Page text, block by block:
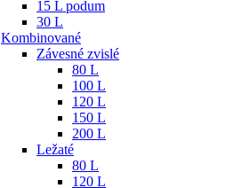
15 L podum
30 L
Kombinované
Závesné zvislé
80 L
100 L
120 L
150 L
200 L
Ležaté
80 L
120 L